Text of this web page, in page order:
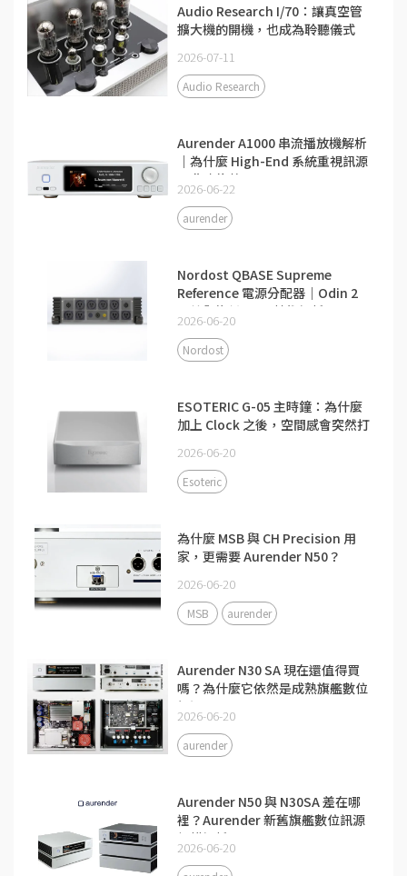
Audio Research I/70：讓真空管
擴大機的開機，也成為聆聽儀式
2026-07-11
Audio Research
Aurender A1000 串流播放機解析
｜為什麼 High-End 系統重視訊源
而非功能數量
2026-06-22
aurender
Nordost QBASE Supreme
Reference 電源分配器｜Odin 2
配線與旗艦 QRT 技術解析
2026-06-20
Nordost
ESOTERIC G-05 主時鐘：為什麼
加上 Clock 之後，空間感會突然打
2026-06-20
Esoteric
為什麼 MSB 與 CH Precision 用
家，更需要 Aurender N50？
2026-06-20
MSB aurender
Aurender N30 SA 現在還值得買
嗎？為什麼它依然是成熟旗艦數位
訊源
2026-06-20
aurender
Aurender N50 與 N30SA 差在哪
裡？Aurender 新舊旗艦數位訊源
架構解析
2026-06-20